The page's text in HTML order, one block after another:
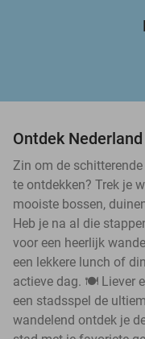
Ontdek
Zin om de
te ontdekken? Trek je
mooiste bossen,
Heb je na al die
voor een heerlijk
een lekkere lunch of
actieve dag. 🍽️ Liever
een stadsspel de
wandelend ontdek je